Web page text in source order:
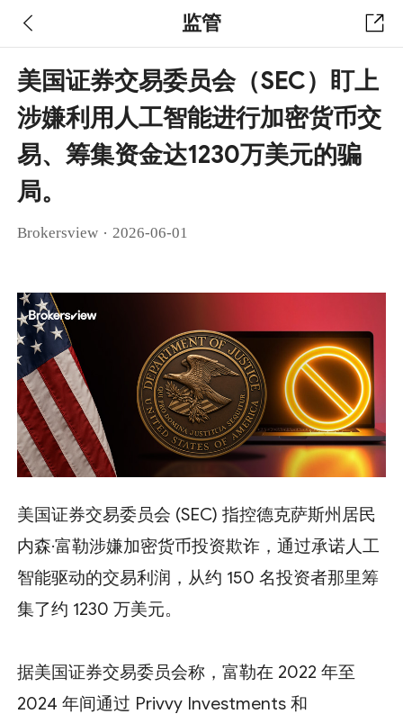
监管
美国证券交易委员会（SEC）盯上
涉嫌利用人工智能进行加密货币交
易、筹集资金达1230万美元的骗
局。
Brokersview · 2026-06-01
美国证券交易委员会 (SEC) 指控德克萨斯州居民
内森·富勒涉嫌加密货币投资欺诈，通过承诺人工
智能驱动的交易利润，从约 150 名投资者那里筹
集了约 1230 万美元。
据美国证券交易委员会称，富勒在 2022 年至
2024 年间通过 Privvy Investments 和